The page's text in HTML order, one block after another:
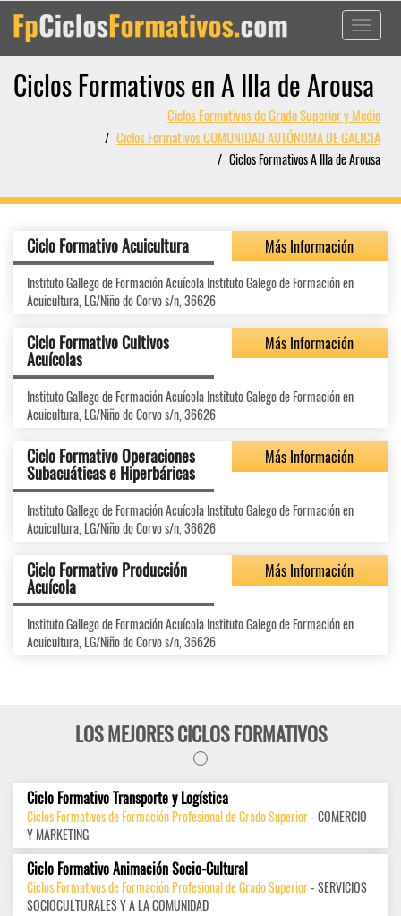
Toggle
Ciclos Formativos en A Illa de Arousa
Ciclos Formativos de Grado Superior y Medio
Ciclos Formativos COMUNIDAD AUTÓNOMA DE GALICIA
Ciclos Formativos A Illa de Arousa
Ciclo Formativo Acuicultura Más Información
Instituto Gallego de Formación Acuícola Instituto Galego de Formación en
Acuicultura, LG/Niño do Corvo s/n, 36626
Ciclo Formativo Cultivos
Acuícolas
Más Información
Instituto Gallego de Formación Acuícola Instituto Galego de Formación en
Acuicultura, LG/Niño do Corvo s/n, 36626
Ciclo Formativo Operaciones
Subacuáticas e Hiperbáricas
Más Información
Instituto Gallego de Formación Acuícola Instituto Galego de Formación en
Acuicultura, LG/Niño do Corvo s/n, 36626
Ciclo Formativo Producción
Acuícola
Más Información
Instituto Gallego de Formación Acuícola Instituto Galego de Formación en
Acuicultura, LG/Niño do Corvo s/n, 36626
LOS MEJORES CICLOS FORMATIVOS
Ciclo Formativo Transporte y Logística
Ciclos Formativos de Formación Profesional de Grado Superior- COMERCIO
Y MARKETING
Ciclo Formativo Animación Socio-Cultural
Ciclos Formativos de Formación Profesional de Grado Superior- SERVICIOS
SOCIOCULTURALES Y A LA COMUNIDAD